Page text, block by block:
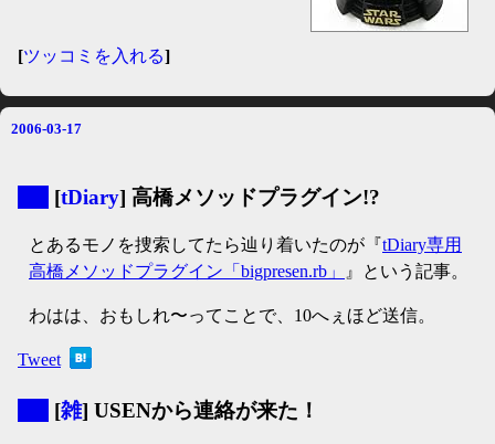
[ツッコミを入れる]
2006-03-17
[tDiary] 高橋メソッドプラグイン!?
とあるモノを捜索してたら辿り着いたのが『tDiary専用
高橋メソッドプラグイン「bigpresen.rb」
』という記事。
わはは、おもしれ〜ってことで、10へぇほど送信。
Tweet
[雑] USENから連絡が来た！